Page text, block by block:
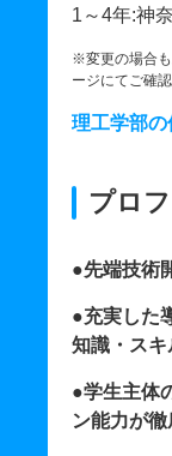
1～4年:神奈
※変更の場合
ージにてご確認
理工学部の
プロ
●先端技術
●充実した
知識・スキ
●学生主体
ン能力が